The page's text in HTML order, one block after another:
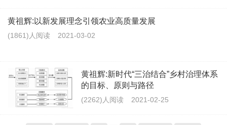
黄祖辉:以新发展理念引领农业高质量发展
(1861)人阅读 2021-03-02
黄祖辉:新时代“三治结合”乡村治理体系
的目标、原则与路径
(2262)人阅读 2021-02-25